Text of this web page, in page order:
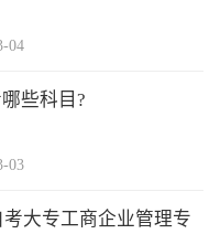
04
些科目?
03
大专工商企业管理专